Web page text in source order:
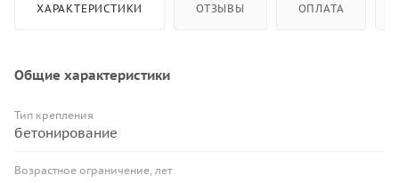
ХАРАКТЕРИСТИКИ ОТЗЫВЫ ОПЛАТА
Общие характеристики
Тип крепления
бетонирование
Возрастное ограничение, лет